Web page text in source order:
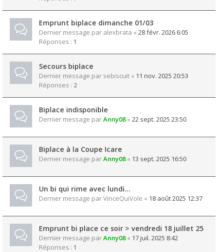
Emprunt biplace dimanche 01/03
Dernier message par alexbrata « 28 févr. 2026 6:05
Réponses : 1
Secours biplace
Dernier message par sebiscuit « 11 nov. 2025 20:53
Réponses : 2
Biplace indisponible
Dernier message parAnny08« 22 sept. 2025 23:50
Biplace à la Coupe Icare
Dernier message parAnny08« 13 sept. 2025 16:50
Un bi qui rime avec lundi...
Dernier message parVinceQuiVole « 18 août 2025 12:37
Emprunt bi place ce soir > vendredi 18 juillet 25
Dernier message parAnny08« 17 juil. 2025 8:42
Réponses : 1